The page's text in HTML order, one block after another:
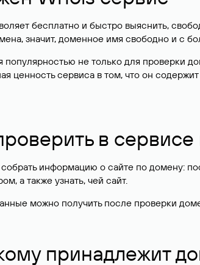
бесплатно и быстро выяснить,
значит, доменное имя свободно и с
популярностью не только для проверки
ценность сервиса в том, что он
в
информацию о сайте по домену:
а также узнать, чей сайт.
можно получить после проверки
принадлежит